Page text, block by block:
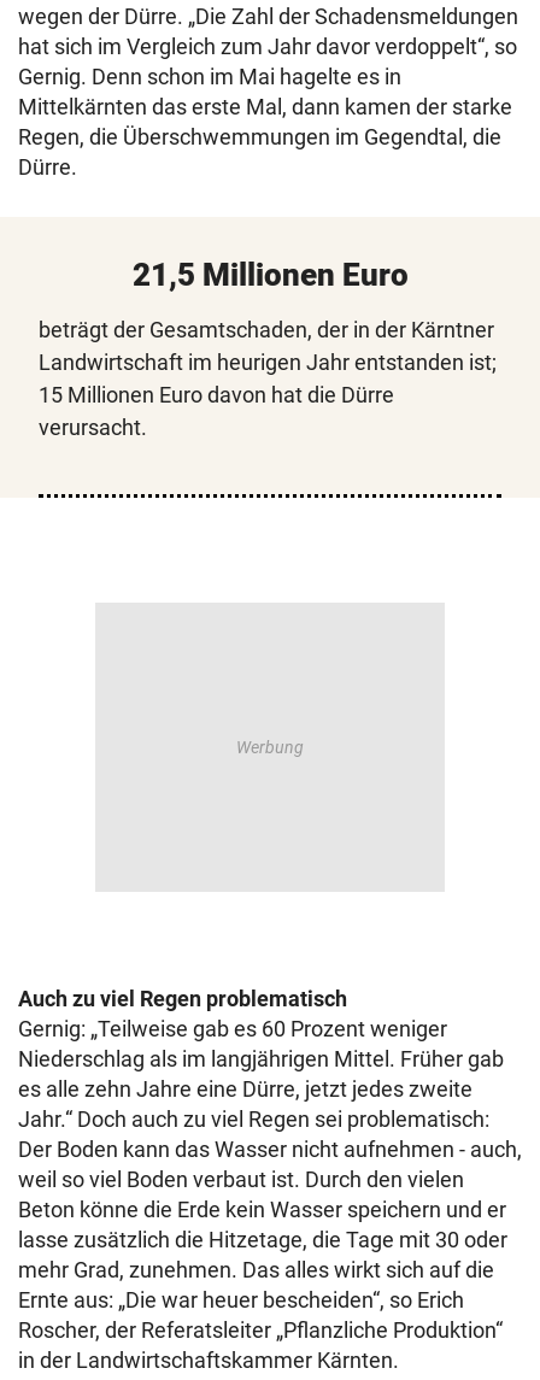
wegen der Dürre. „Die Zahl der Schadensmeldungen
hat sich im Vergleich zum Jahr davor verdoppelt“, so
Gernig. Denn schon im Mai hagelte es in
Mittelkärnten das erste Mal, dann kamen der starke
Regen, die Überschwemmungen im Gegendtal, die
Dürre.
21,5 Millionen Euro
beträgt der Gesamtschaden, der in der Kärntner
Landwirtschaft im heurigen Jahr entstanden ist;
15 Millionen Euro davon hat die Dürre
verursacht.
Auch zu viel Regen problematisch
Gernig: „Teilweise gab es 60 Prozent weniger
Niederschlag als im langjährigen Mittel. Früher gab
es alle zehn Jahre eine Dürre, jetzt jedes zweite
Jahr.“ Doch auch zu viel Regen sei problematisch:
Der Boden kann das Wasser nicht aufnehmen - auch,
weil so viel Boden verbaut ist. Durch den vielen
Beton könne die Erde kein Wasser speichern und er
lasse zusätzlich die Hitzetage, die Tage mit 30 oder
mehr Grad, zunehmen. Das alles wirkt sich auf die
Ernte aus: „Die war heuer bescheiden“, so Erich
Roscher, der Referatsleiter „Pflanzliche Produktion“
in der Landwirtschaftskammer Kärnten.